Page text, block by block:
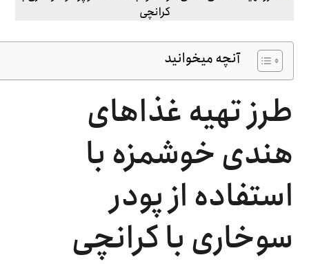
آنچه میخوانید
طرز تهیه غذاهای
هندی خوشمزه با
استفاده از پودر
سوخاری با کرانچی